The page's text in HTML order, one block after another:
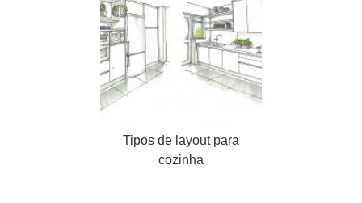
Tipos de layout para
cozinha